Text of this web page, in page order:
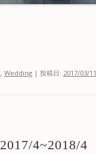
, Wedding | 投稿日: 2017/03/11
4~2018/4